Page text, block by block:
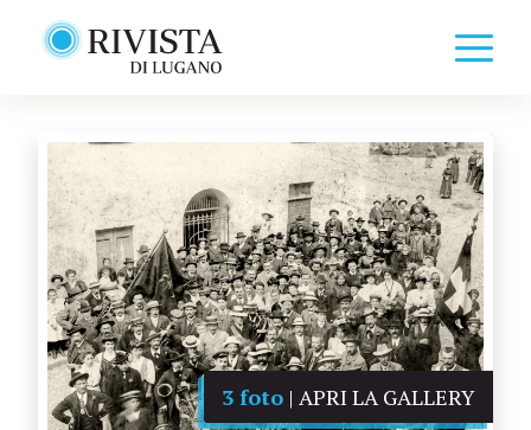
3 foto | APRI LA GALLERY